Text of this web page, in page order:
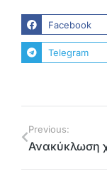
Facebook
Telegram
Previous: